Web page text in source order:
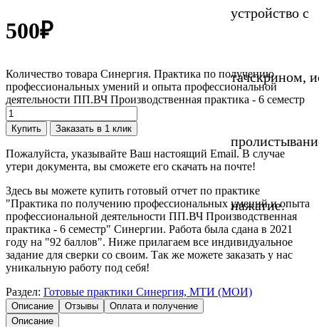
устройство с
тачскрином,
нажатие.
500₽
Количество товара Синергия. Практика по получению
профессиональных умений и опыта профессиональной
деятельности ПП.ВЧ Производственная практика - 6 семестр
Купить Заказать в 1 клик
Пожалуйста, указывайте Ваш настоящий Email. В случае
утери документа, вы сможете его скачать на почте!
Здесь вы можете купить готовый отчет по практике
"Практика по получению профессиональных умений и опыта
профессиональной деятельности ПП.ВЧ Производственная
практика - 6 семестр" Синергии. Работа была сдана в 2021
году на "92 баллов". Ниже прилагаем все индивидуальное
задание для сверки со своим. Так же можете заказать у нас
уникальную работу под себя!
Раздел: Готовые практики Синергия, МТИ (МОИ)
Описание Отзывы
Оплата и получение
Описание